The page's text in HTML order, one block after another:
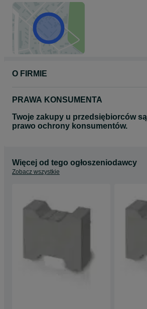
O FIRMIE
PRAWA KONSUMENTA
Twoje zakupy u przedsiębiorców
prawo ochrony konsumentów.
Więcej od tego ogłoszeniodawcy
Zobacz wszystkie